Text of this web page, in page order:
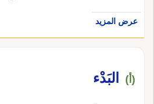
عرض المزيد
(أ) البَدْء